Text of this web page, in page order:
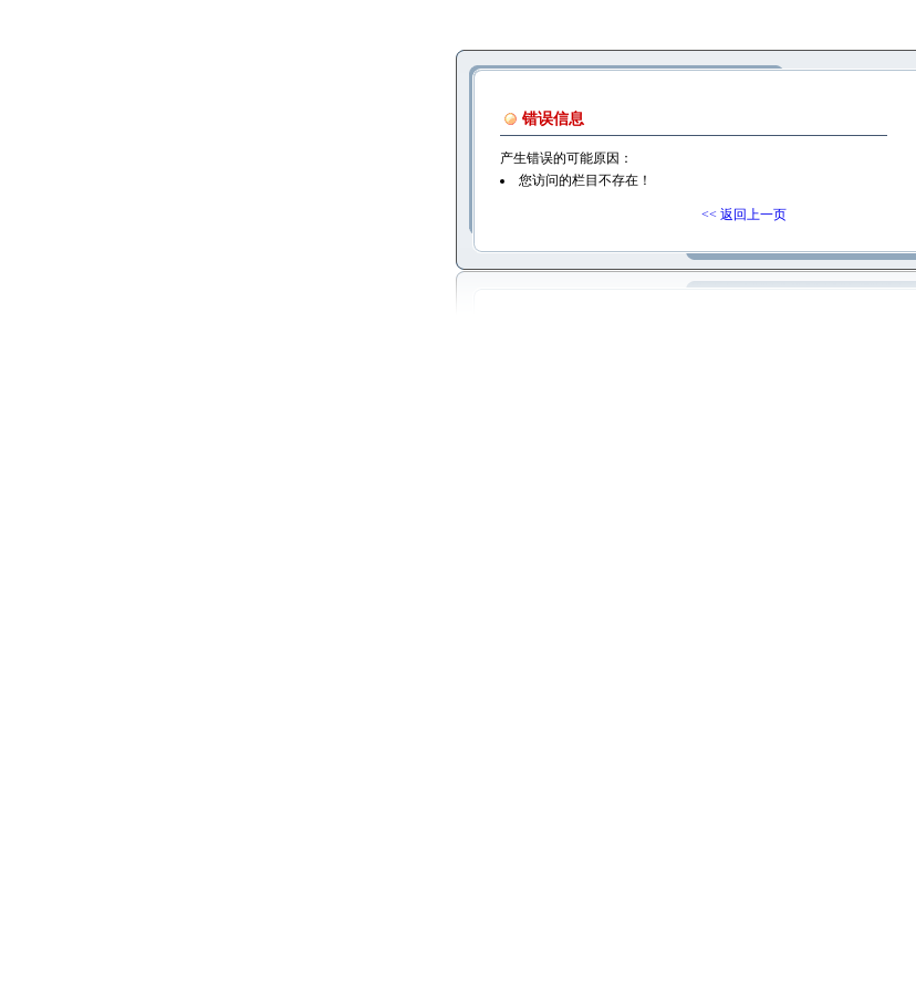
错误信息
产生错误的可能原因：
您访问的栏目不存在！
<< 返回上一页